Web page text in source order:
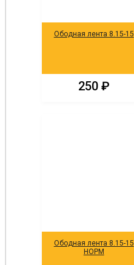
Ободная лента 8.15-15
250 ₽
Ободная лента 8.15-15
НОРМ